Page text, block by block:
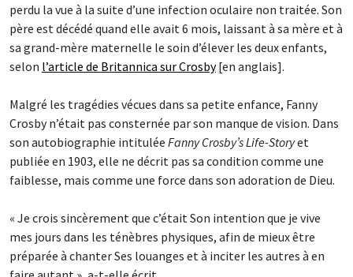
perdu la vue à la suite d’une infection oculaire non traitée. Son
père est décédé quand elle avait 6 mois, laissant à sa mère et à
sa grand-mère maternelle le soin d’élever les deux enfants,
selon l’article de Britannica sur Crosby[en anglais].
Malgré les tragédies vécues dans sa petite enfance, Fanny
Crosby n’était pas consternée par son manque de vision. Dans
son autobiographie intitulée Fanny Crosby’s Life-Storyet
publiée en 1903, elle ne décrit pas sa condition comme une
faiblesse, mais comme une force dans son adoration de Dieu.
« Je crois sincèrement que c’était Son intention que je vive
mes jours dans les ténèbres physiques, afin de mieux être
préparée à chanter Ses louanges et à inciter les autres à en